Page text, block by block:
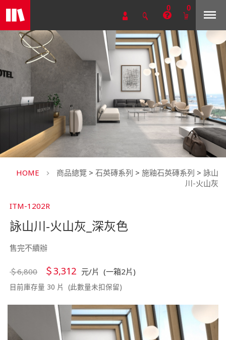
0 0
HOME 商品總覽 > 石英磚系列 > 施釉石英磚系列 > 詠山
川-火山灰
ITM-1202R
詠山川-火山灰_深灰色
售完不續辦
＄6,800 ＄3,312 元/片 (一箱2片)
目前庫存量 30 片 (此數量未扣保留)